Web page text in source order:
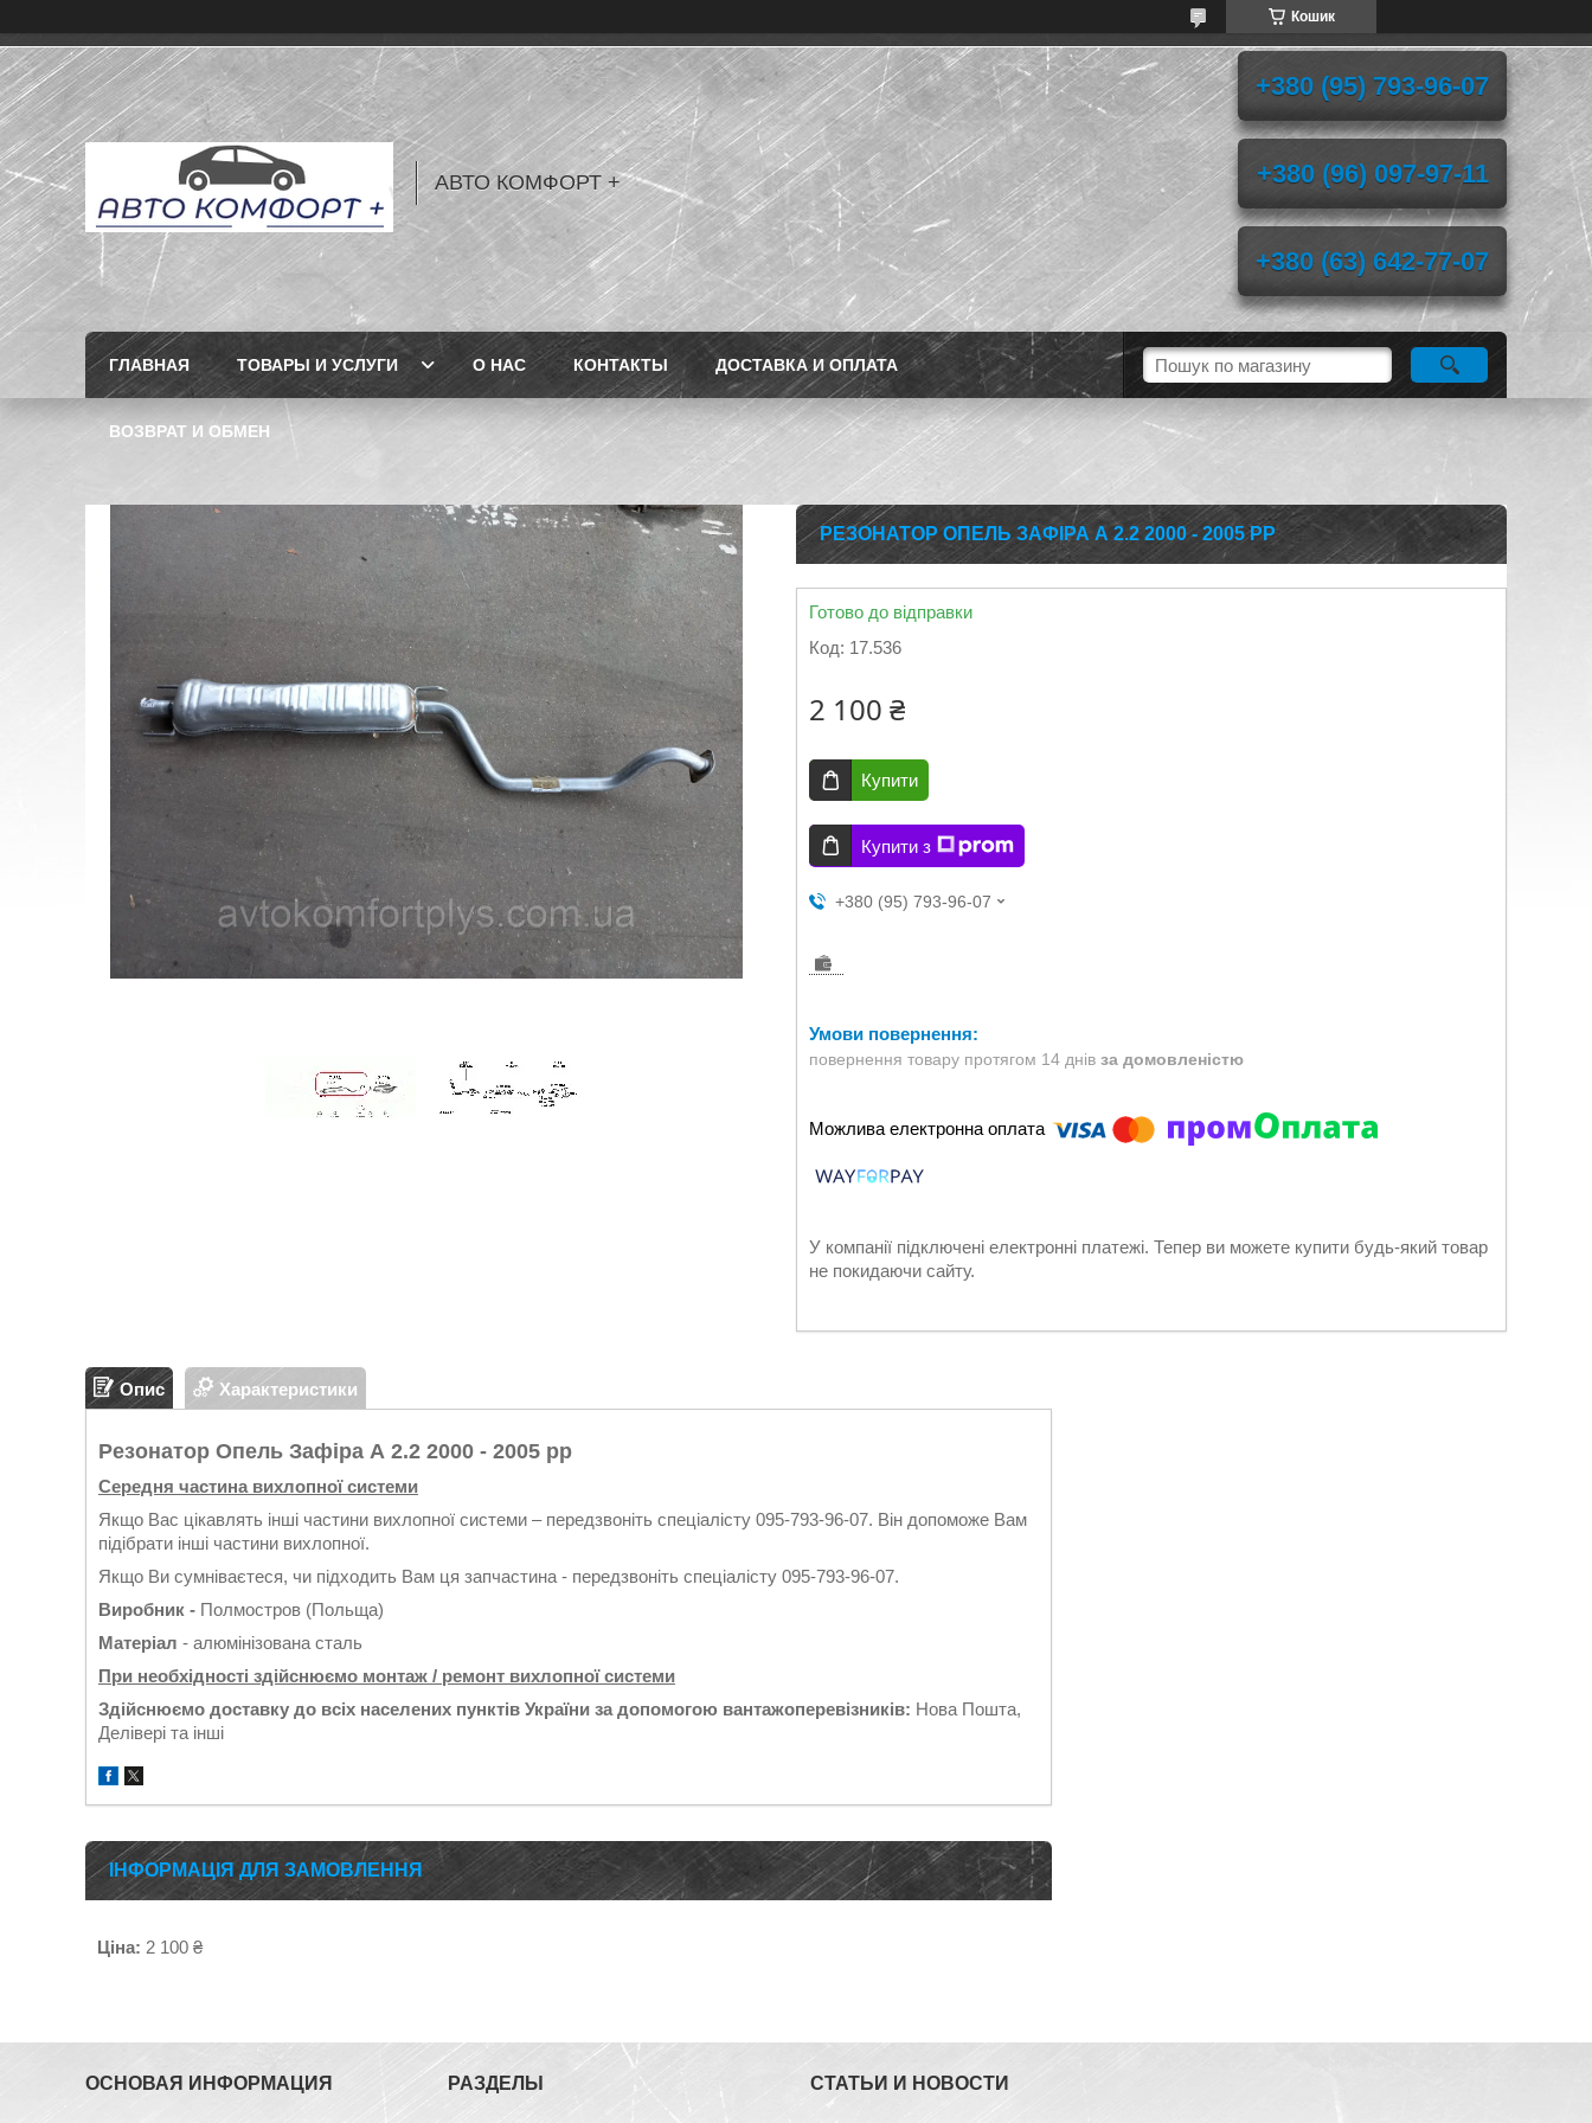
Кошик
АВТО КОМФОРТ +
+380 (95) 793-96-07
+380 (96) 097-97-11
+380 (63) 642-77-07
ГЛАВНАЯ ТОВАРЫ И УСЛУГИ О НАС КОНТАКТЫ ДОСТАВКА И ОПЛАТА
ВОЗВРАТ И ОБМЕН
РЕЗОНАТОР ОПЕЛЬ ЗАФІРА А 2.2 2000 - 2005 РР
Готово до відправки
Код: 17.536
2 100 ₴
Купити
Купити з
+380 (95) 793-96-07
повернення товару протягом 14 днів за домовленістю
У компанії підключені електронні платежі. Тепер ви можете купити будь-який товар
не покидаючи сайту.
Опис Характеристики
Резонатор Опель Зафіра А 2.2 2000 - 2005 рр
Середня частина вихлопної системи
Якщо Вас цікавлять інші частини вихлопної системи – передзвоніть спеціалісту 095-793-96-07. Він допоможе Вам
підібрати інші частини вихлопної.
Якщо Ви сумніваєтеся, чи підходить Вам ця запчастина - передзвоніть спеціалісту 095-793-96-07.
Виробник - Полмостров (Польща)
Матеріал - алюмінізована сталь
При необхідності здійснюємо монтаж / ремонт вихлопної системи
Здійснюємо доставку до всіх населених пунктів України за допомогою вантажоперевізників: Нова Пошта,
Делівері та інші
ІНФОРМАЦІЯ ДЛЯ ЗАМОВЛЕННЯ
Ціна: 2 100 ₴
ОСНОВАЯ ИНФОРМАЦИЯ РАЗДЕЛЫ СТАТЬИ И НОВОСТИ